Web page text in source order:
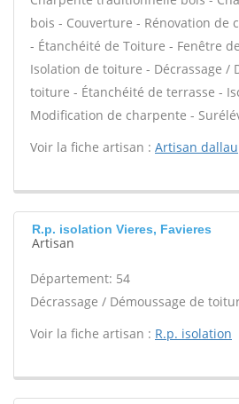
bois - Couverture - Rénovation de
- Étanchéité de Toiture - Fenêtre
Isolation de toiture - Décrassage /
toiture - Étanchéité de terrasse -
Modification de charpente -
Voir la fiche artisan : Artisan dallau
R.p. isolation Vieres, Favieres
Artisan
Département: 54
Décrassage / Démoussage de
Voir la fiche artisan : R.p. isolation